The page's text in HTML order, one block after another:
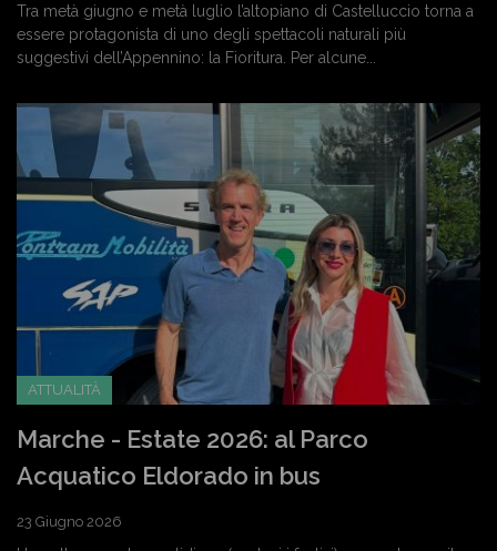
Tra metà giugno e metà luglio l’altopiano di Castelluccio torna a
essere protagonista di uno degli spettacoli naturali più
suggestivi dell’Appennino: la Fioritura. Per alcune...
ATTUALITÀ
Marche - Estate 2026: al Parco
Acquatico Eldorado in bus
23 Giugno 2026